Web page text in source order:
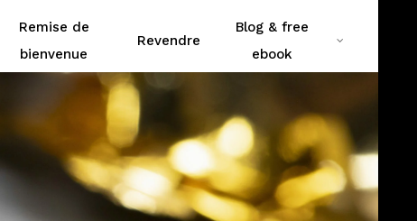
remise de
bienvenue
revendre
blog & free
ebook